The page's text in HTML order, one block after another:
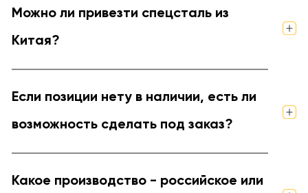
Можно ли привезти спецсталь из
Китая?
Если позиции нету в наличии, есть ли
возможность сделать под заказ?
Какое производство - российское или